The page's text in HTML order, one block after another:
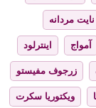
مردانه
آمواج اینترلود
زرجوف مفیستو
ویکتوریا سکرت